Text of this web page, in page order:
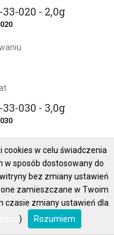
020 - 2,0g
030 - 3,0g
040 - 4,0g
cookies w celu świadczenia
w sposób dostosowany do
bez zmiany ustawień
zamieszczane w Twoim
czasie zmiany ustawień dla
) Rozumiem